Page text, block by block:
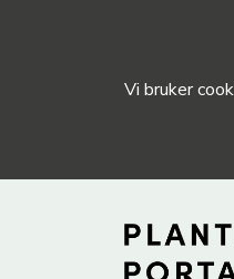
Vi bruker